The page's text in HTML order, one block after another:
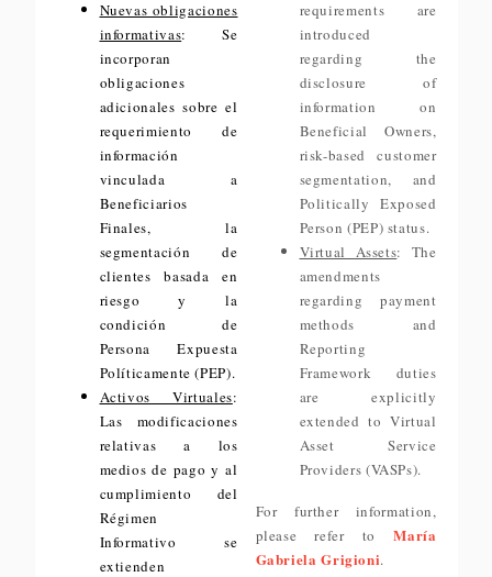
Nuevas obligaciones
informativas: Se
incorporan
obligaciones
adicionales sobre el
requerimiento de
información
vinculada a
Beneficiarios
Finales, la
segmentación de
clientes basada en
riesgo y la
condición de
Persona Expuesta
Políticamente (PEP).
Activos Virtuales:
Las modificaciones
relativas a los
medios de pago y al
cumplimiento del
Régimen
Informativo se
extienden
requirements are
introduced
regarding the
disclosure of
information on
Beneficial Owners,
risk-based customer
segmentation, and
Politically Exposed
Person (PEP) status.
Virtual Assets: The
amendments
regarding payment
methods and
Reporting
Framework duties
are explicitly
extended to Virtual
Asset Service
Providers (VASPs).
For further information,
please refer toMaría
Gabriela Grigioni.